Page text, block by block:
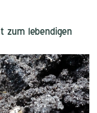
zum lebendigen